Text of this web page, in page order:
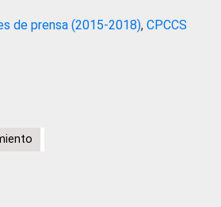
de prensa (2015-2018), CPCCS